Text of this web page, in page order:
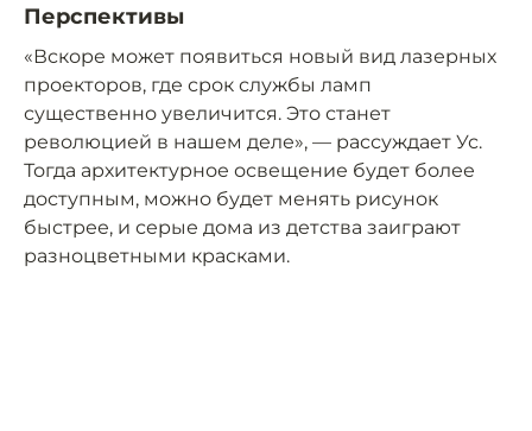
Перспективы
«Вскоре может появиться новый вид лазерных
проекторов, где срок службы ламп
существенно увеличится. Это станет
революцией в нашем деле», — рассуждает Ус.
Тогда архитектурное освещение будет более
доступным, можно будет менять рисунок
быстрее, и серые дома из детства заиграют
разноцветными красками.